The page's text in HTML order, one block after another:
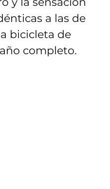
a las de
bicicleta de
completo.